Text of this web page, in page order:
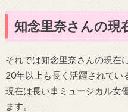
知念里奈さんの現
それでは知念里奈さんの現在
20年以上も長く活躍されてい
現在は長い事ミュージカル女
ます。